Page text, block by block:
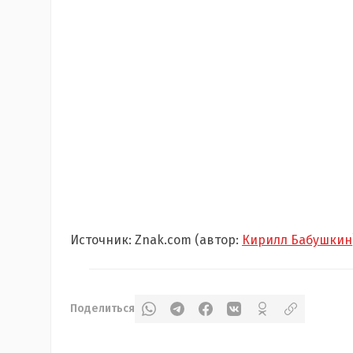
Источник: Znak.com (автор: Кирилл Бабушкин
Поделиться